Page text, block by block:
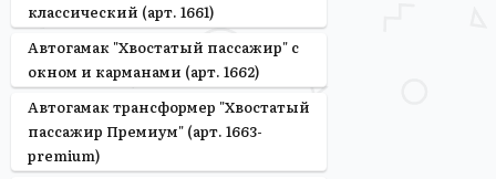
классический (арт. 1661)
Автогамак "Хвостатый пассажир" с
окном и карманами (арт. 1662)
Автогамак трансформер "Хвостатый
пассажир Премиум" (арт. 1663-
premium)